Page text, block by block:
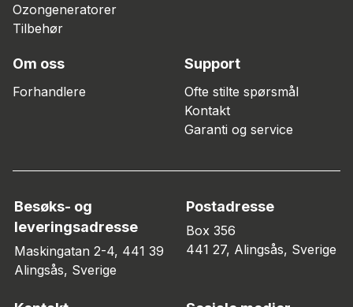
Ozongeneratorer
Tilbehør
Om oss
Forhandlere
Support
Ofte stilte spørsmål
Kontakt
Garanti og service
Besøks- og
leveringsadresse
Maskingatan 2-4, 441 39
Alingsås, Sverige
Postadresse
Box 356
441 27, Alingsås, Sverige